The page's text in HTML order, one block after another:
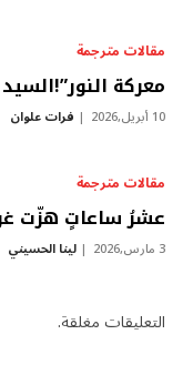
مقالات مترجمة
معركة
10 أبريل,2026 فرات علوان
مقالات مترجمة
عشرُ ساعاتٍ هزّت
3 مارس,2026 لينا الحسيني
التعليقات مغلقة.